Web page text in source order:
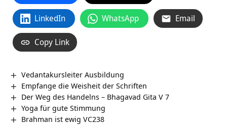
LinkedIn WhatsApp Email
Copy Link
Vedantakursleiter Ausbildung
Empfange die Weisheit der Schriften
Der Weg des Handelns – Bhagavad Gita V 7
Yoga für gute Stimmung
Brahman ist ewig VC238